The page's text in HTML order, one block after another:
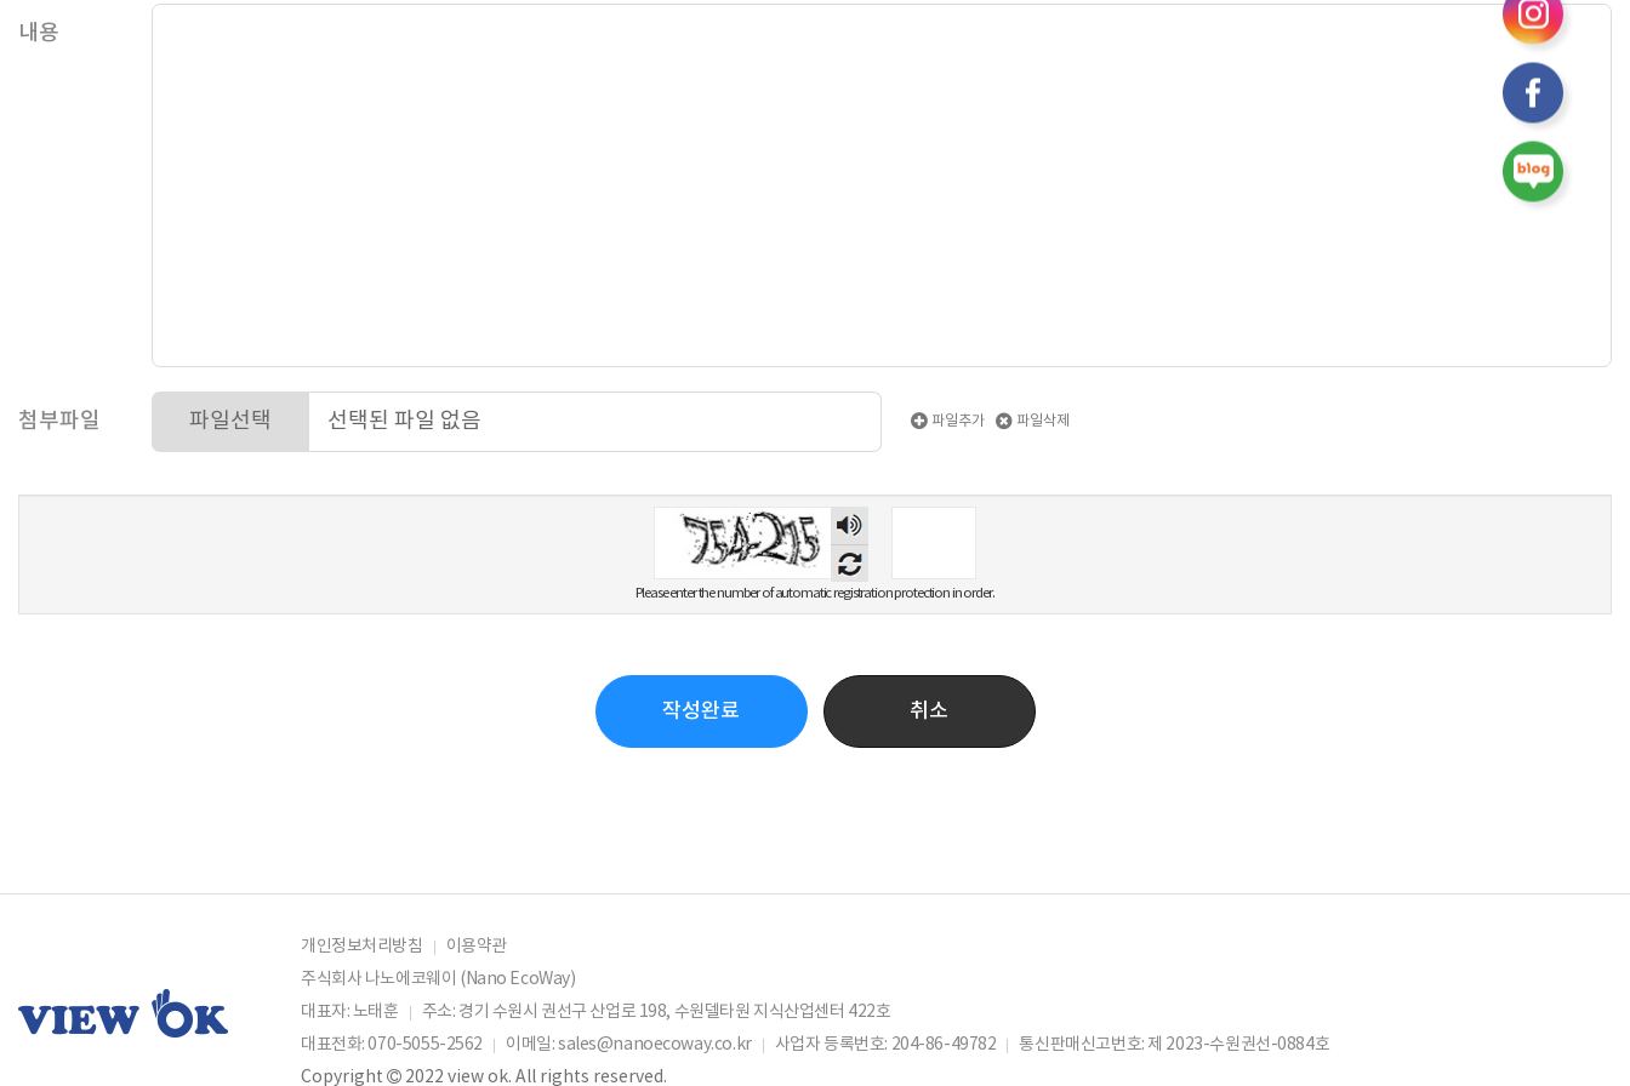
내용
첨부파일 파일선택 파일추가 파일삭제
Listen
to
Numeric
Voice
Please enter the number of automatic registration protection in order.
작성완료 취소
개인정보처리방침
이용약관
주식회사 나노에코웨이 (Nano EcoWay)
대표자: 노태훈
주소: 경기 수원시 권선구 산업로 198, 수원델타원 지식산업센터 422호
대표전화: 070-5055-2562
이메일:sales@nanoecoway.co.kr 사업자 등록번호: 204-86-49782
통신판매신고번호: 제 2023-수원권선-0884호
Copyright
2022 view ok. All rights reserved.